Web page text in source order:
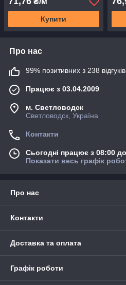
Купити
Про нас
99% позитивних з 238 відгуків
Працює з 03.04.2009
м. Светловодск
Светловодск, Україна
Контакти
Сьогодні працює з 08:00
Показати весь графік
Про нас
Контакти
Доставка та оплата
Графік роботи